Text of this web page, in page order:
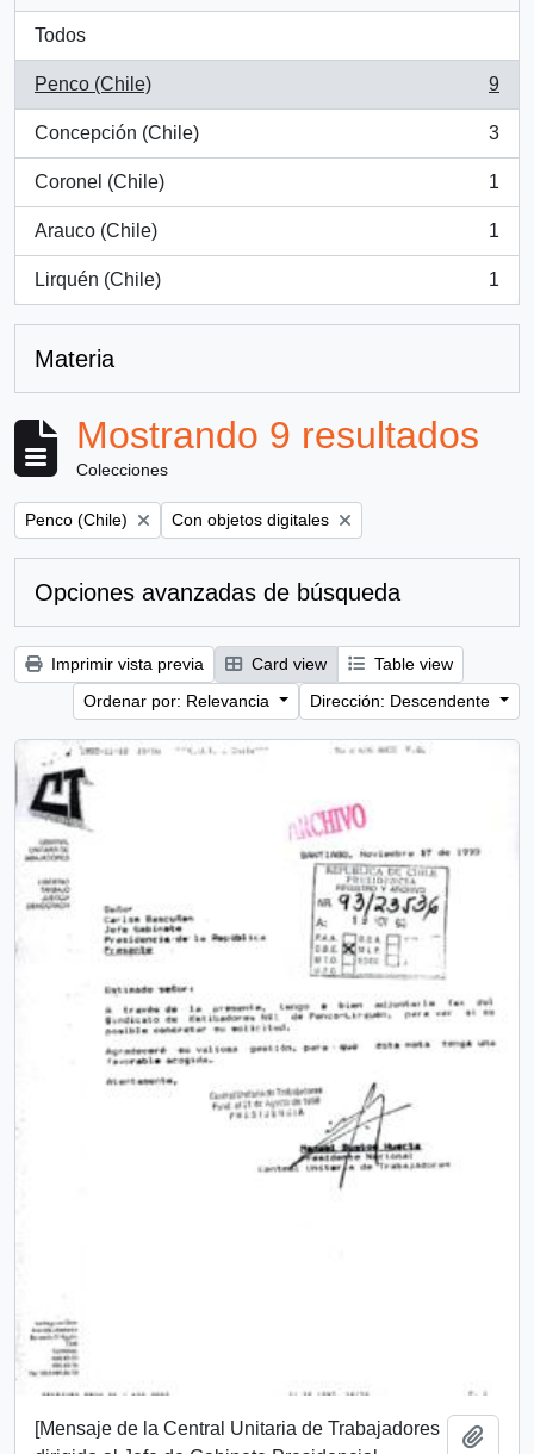
Todos
Penco (Chile)
, 9 resultados
9
Concepción (Chile)
, 3 resultados
3
Coronel (Chile)
, 1 resultados
1
Arauco (Chile)
, 1 resultados
1
Lirquén (Chile)
, 1 resultados
1
Materia
Mostrando 9 resultados
Colecciones
Remove filter:
Penco (Chile) Remove filter:
Con objetos digitales
Opciones avanzadas de búsqueda
Imprimir vista previa Card view
Table view
Ordenar por: Relevancia
Dirección: Descendente
[Mensaje de la Central Unitaria de Trabajadores